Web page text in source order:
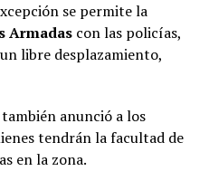
se permite la
Armadascon las policías,
libre desplazamiento,
anunció a los
tendrán la facultad de
en la zona.